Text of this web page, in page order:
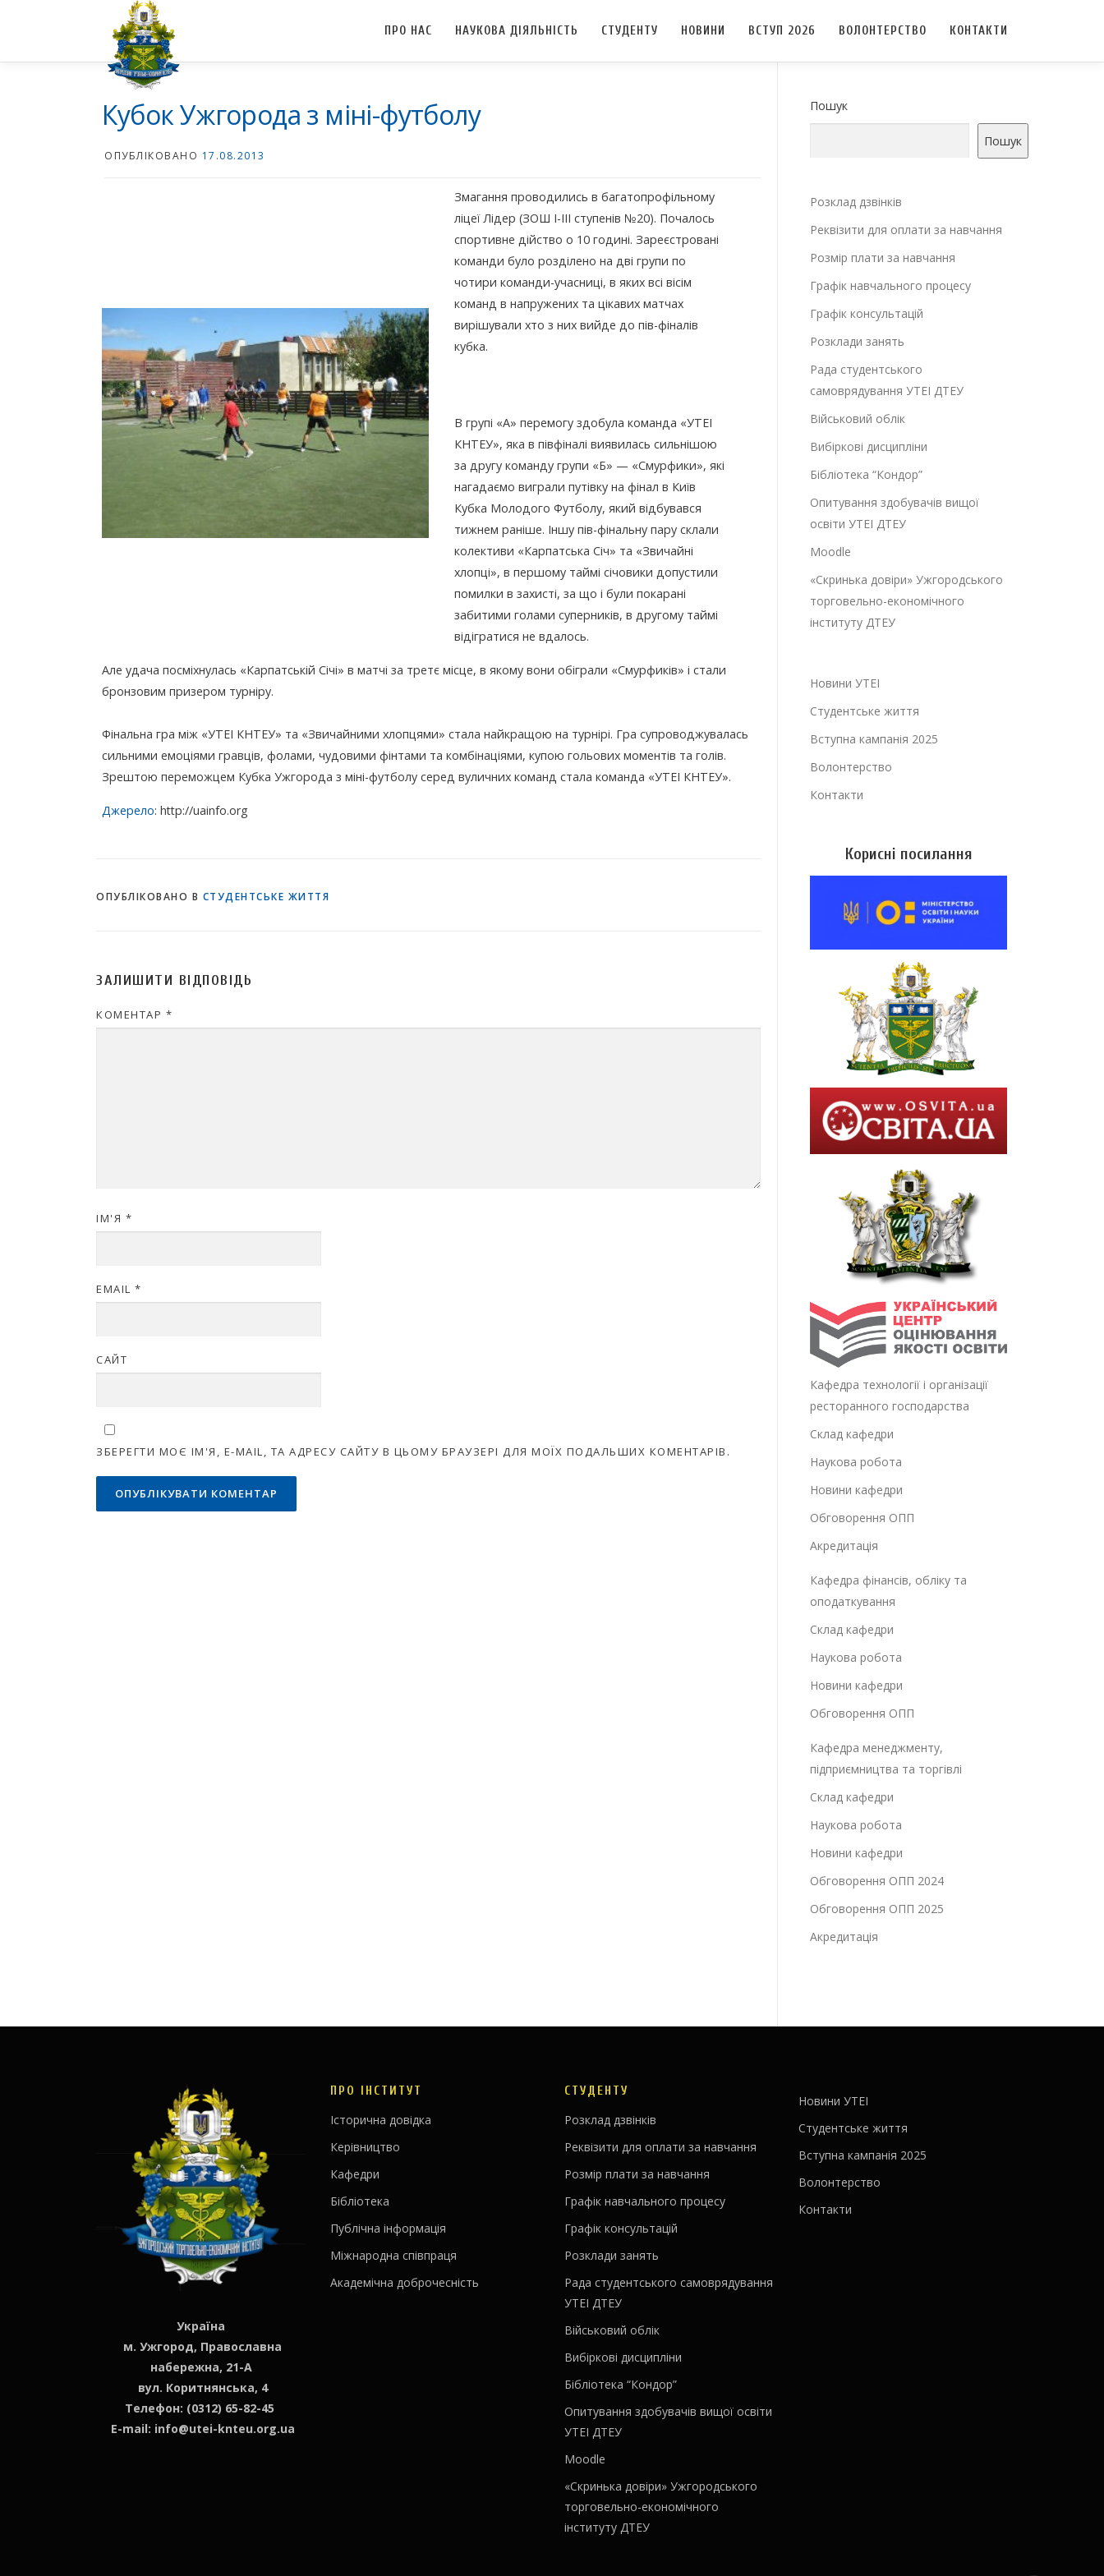
ПРО НАС НАУКОВА ДІЯЛЬНІСТЬ СТУДЕНТУ НОВИНИ ВСТУП 2026 ВОЛОНТЕРСТВО КОНТАКТИ
Кубок Ужгорода з міні-футболу
ОПУБЛІКОВАНО 17.08.2013
Змагання проводились в багатопрофільному
ліцеї Лідер (ЗОШ І-ІІІ ступенів №20). Почалось
спортивне дійство о 10 годині. Зареєстровані
команди було розділено на дві групи по
чотири команди-учасниці, в яких всі вісім
команд в напружених та цікавих матчах
вирішували хто з них вийде до пів-фіналів
кубка.
В групі «А» перемогу здобула команда «УТЕІ
КНТЕУ», яка в півфіналі виявилась сильнішою
за другу команду групи «Б» — «Смурфики», які
нагадаємо виграли путівку на фінал в Київ
Кубка Молодого Футболу, який відбувався
тижнем раніше. Іншу пів-фінальну пару склали
колективи «Карпатська Січ» та «Звичайні
хлопці», в першому таймі січовики допустили
помилки в захисті, за що і були покарані
забитими голами суперників, в другому таймі
відігратися не вдалось.
Але удача посміхнулась «Карпатській Січі» в матчі за третє місце, в якому вони обіграли «Смурфиків» і стали
бронзовим призером турніру.
Фінальна гра між «УТЕІ КНТЕУ» та «Звичайними хлопцями» стала найкращою на турнірі. Гра супроводжувалась
сильними емоціями гравців, фолами, чудовими фінтами та комбінаціями, купою гольових моментів та голів.
Зрештою переможцем Кубка Ужгорода з міні-футболу серед вуличних команд стала команда «УТЕІ КНТЕУ».
Джерело: http://uainfo.org
ОПУБЛІКОВАНО В СТУДЕНТСЬКЕ ЖИТТЯ
ЗАЛИШИТИ ВІДПОВІДЬ
КОМЕНТАР *
ІМ'Я *
EMAIL *
САЙТ
ЗБЕРЕГТИ МОЄ ІМ'Я, E-MAIL, ТА АДРЕСУ САЙТУ В ЦЬОМУ БРАУЗЕРІ ДЛЯ МОЇХ ПОДАЛЬШИХ КОМЕНТАРІВ.
Пошук
Пошук
Розклад дзвінків
Реквізити для оплати за навчання
Розмір плати за навчання
Графік навчального процесу
Графік консультацій
Розклади занять
Рада студентського
самоврядування УТЕІ ДТЕУ
Військовий облік
Вибіркові дисципліни
Бібліотека “Кондор”
Опитування здобувачів вищої
освіти УТЕІ ДТЕУ
Moodle
«Скринька довіри» Ужгородського
торговельно-економічного
інституту ДТЕУ
Новини УТЕІ
Студентське життя
Вступна кампанія 2025
Волонтерство
Контакти
Корисні посилання
Кафедра технології і організації
ресторанного господарства
Склад кафедри
Наукова робота
Новини кафедри
Обговорення ОПП
Акредитація
Кафедра фінансів, обліку та
оподаткування
Склад кафедри
Наукова робота
Новини кафедри
Обговорення ОПП
Кафедра менеджменту,
підприємництва та торгівлі
Склад кафедри
Наукова робота
Новини кафедри
Обговорення ОПП 2024
Обговорення ОПП 2025
Акредитація
Україна
м. Ужгород, Православна
набережна, 21-А
вул. Коритнянська, 4
Телефон: (0312) 65-82-45
E-mail: info@utei-knteu.org.ua
ПРО ІНСТИТУТ
Історична довідка
Керівництво
Кафедри
Бібліотека
Публічна інформація
Міжнародна співпраця
Академічна доброчесність
СТУДЕНТУ
Розклад дзвінків
Реквізити для оплати за навчання
Розмір плати за навчання
Графік навчального процесу
Графік консультацій
Розклади занять
Рада студентського самоврядування
УТЕІ ДТЕУ
Військовий облік
Вибіркові дисципліни
Бібліотека “Кондор”
Опитування здобувачів вищої освіти
УТЕІ ДТЕУ
Moodle
«Скринька довіри» Ужгородського
торговельно-економічного
інституту ДТЕУ
Новини УТЕІ
Студентське життя
Вступна кампанія 2025
Волонтерство
Контакти